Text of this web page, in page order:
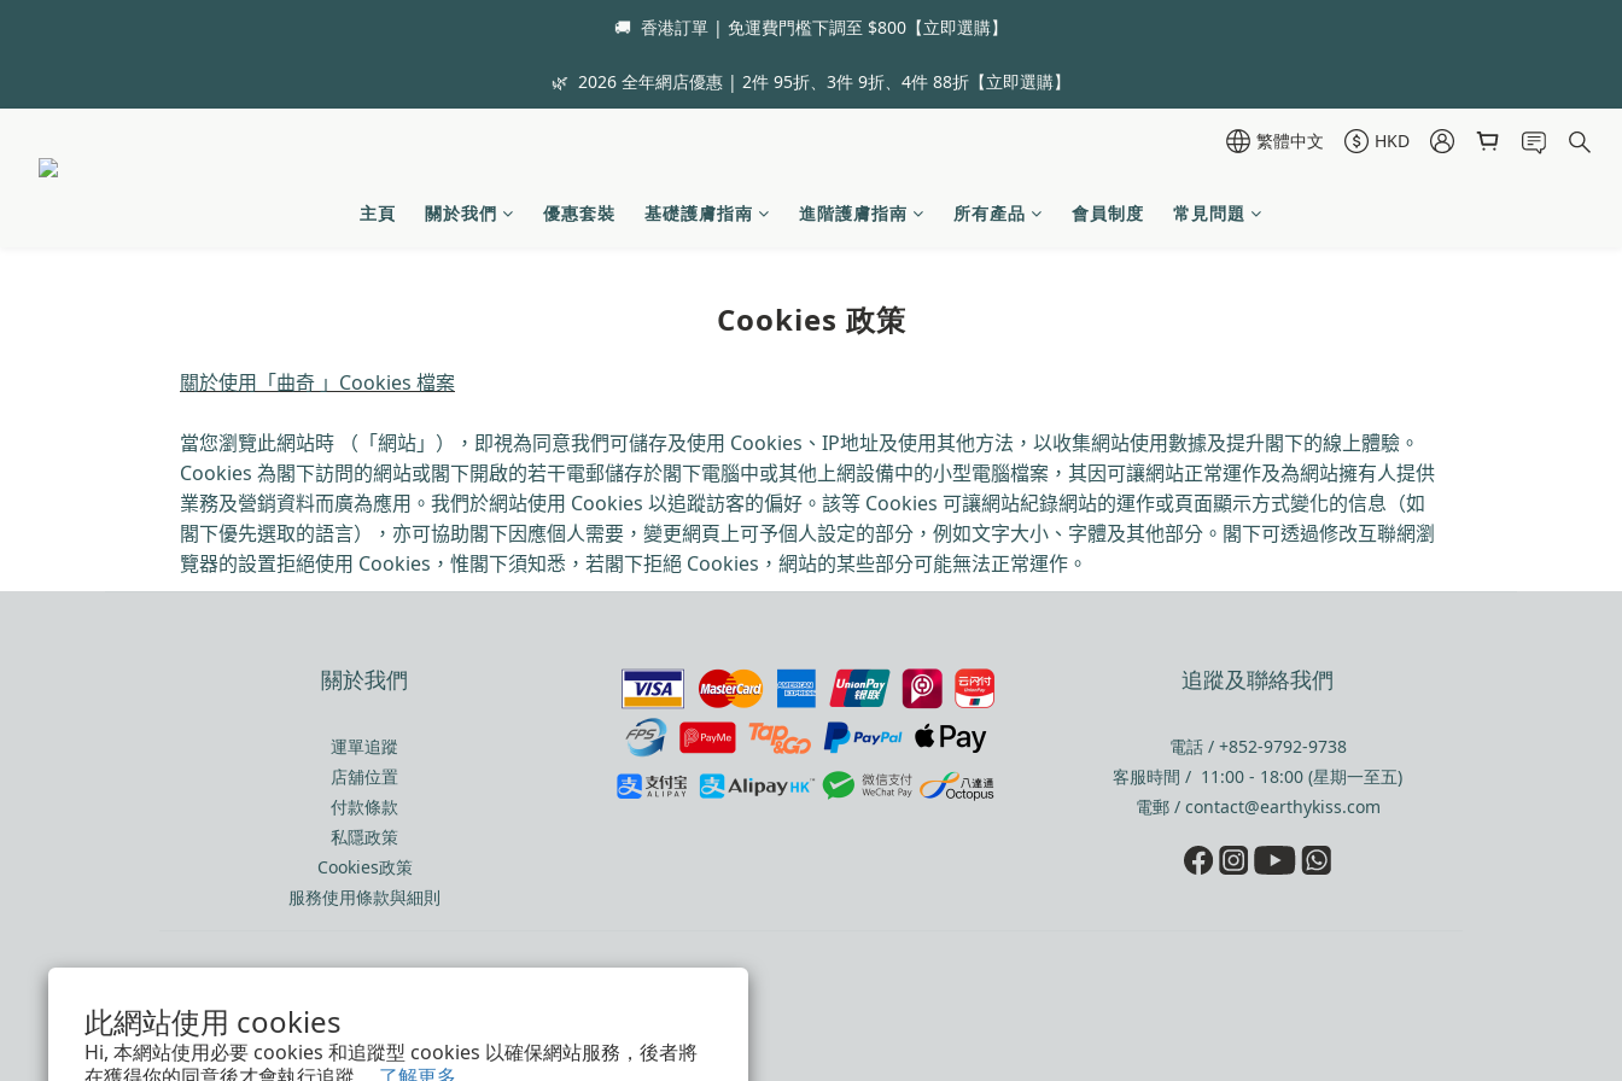
此網站使用 cookies
Hi, 本網站使用必要 cookies 和追蹤型 cookies 以確保網站服務，後者將
🚚  香港訂單 | 免運費門檻下調至 $800【立即選購】
🌿  2026 全年網店優惠 | 2件 95折、3件 9折、4件 88折【立即選購】
繁體中文 HKD
主頁 關於我們 優惠套裝 基礎護膚指南 進階護膚指南 所有產品 會員制度 常見問題
Cookies 政策
關於使用「曲奇 」 Cookies 檔案
當您瀏覽此網站時 （「網站」），即視為同意我們可儲存及使用 Cookies 、 IP地址及使用其他方法，以收集網站使用數據及提升閣下的線上體驗。
Cookies 為閣下訪問的網站或閣下開啟的若干電郵儲存於閣下電腦中或其他上網設備中的小型電腦檔案，其因可讓網站正常運作及為網站擁有人提供
業務及營銷資料而廣為應用。我們於網站使用 Cookies 以追蹤訪客的偏好。該等 Cookies 可讓網站紀錄網站的運作或頁面顯示方式變化的信息（如
閣下優先選取的語言），亦可協助閣下因應個人需要，變更網頁上可予個人設定的部分，例如文字大小、字體及其他部分。閣下可透過修改互聯網瀏
覽器的設置拒絕使用 Cookies ，惟閣下須知悉，若閣下拒絕 Cookies ，網站的某些部分可能無法正常運作。
關於我們
運單追蹤
店舖位置
付款條款
私隱政策
Cookies政策
服務使用條款與細則
追蹤及聯絡我們
電話 / +852-9792-9738
客服時間 / 11:00 - 18:00 (星期一至五)
電郵 / contact@earthykiss.com